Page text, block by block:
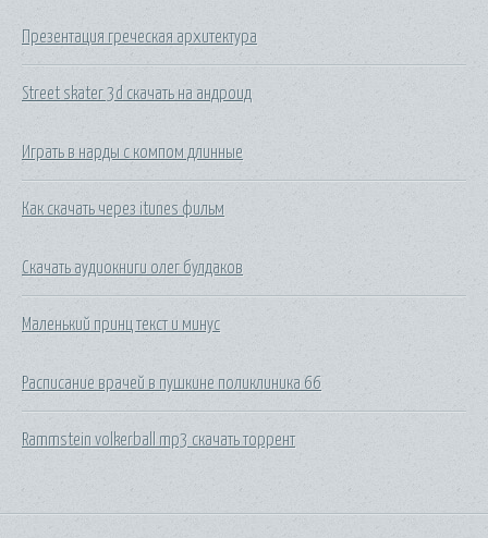
Презентация греческая архитектура
Street skater 3d скачать на андроид
Играть в нарды с компом длинные
Как скачать через itunes фильм
Скачать аудиокниги олег булдаков
Маленький принц текст и минус
Расписание врачей в пушкине поликлиника 66
Rammstein volkerball mp3 скачать торрент